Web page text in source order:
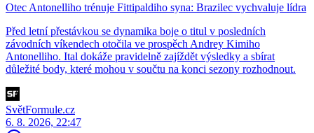
Otec Antonelliho trénuje Fittipaldiho syna: Brazilec vychvaluje lídra
Před letní přestávkou se dynamika boje o titul v posledních
závodních víkendech otočila ve prospěch Andrey Kimiho
Antonelliho. Ital dokáže pravidelně zajíždět výsledky a sbírat
důležité body, které mohou v součtu na konci sezony rozhodnout.
SvětFormule.cz
6. 8. 2026, 22:47